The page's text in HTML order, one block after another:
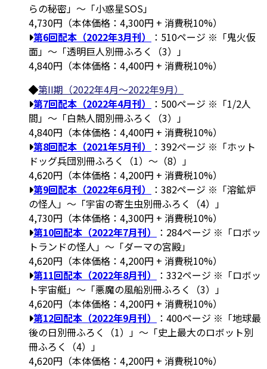
らの秘密」～「小惑星SOS」
4,730円（本体価格：4,300円 + 消費税10%）
第6回配本（2022年3月刊）
：510ページ ※「鬼火仮
面」～「透明巨人別冊ふろく（3）」
4,840円（本体価格：4,400円 + 消費税10%）
第II期（2022年4月～2022年9月）
第7回配本（2022年4月刊）
：500ページ ※「1/2人
間」～「白熱人間別冊ふろく（3）」
4,840円（本体価格：4,400円 + 消費税10%）
第8回配本（2021年5月刊）
：392ページ ※「ホット
ドッグ兵団別冊ふろく（1）～（8）」
4,620円（本体価格：4,200円 + 消費税10%）
第9回配本（2022年6月刊）
：382ページ ※「溶鉱炉
の怪人」～「宇宙の寄生虫別冊ふろく（4）」
4,730円（本体価格：4,300円 + 消費税10%）
第10回配本（2022年7月刊）
：284ページ ※「ロボッ
トランドの怪人」～「ダーマの宮殿」
4,620円（本体価格：4,200円 + 消費税10%）
第11回配本（2022年8月刊）
：332ページ ※「ロボッ
ト宇宙艇」～「悪魔の風船別冊ふろく（3）」
4,620円（本体価格：4,200円 + 消費税10%）
第12回配本（2022年9月刊）
：400ページ ※「地球最
後の日別冊ふろく（1）」～「史上最大のロボット別
冊ふろく（4）」
4,620円（本体価格：4,200円 + 消費税10%）